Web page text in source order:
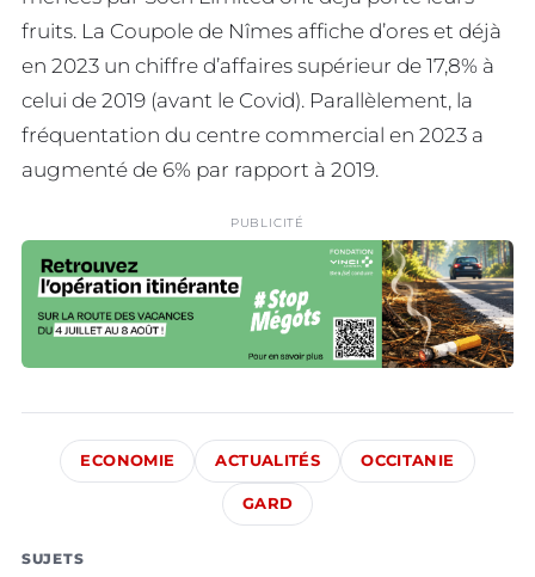
fruits. La Coupole de Nîmes affiche d’ores et déjà
en 2023 un chiffre d’affaires supérieur de 17,8% à
celui de 2019 (avant le Covid). Parallèlement, la
fréquentation du centre commercial en 2023 a
augmenté de 6% par rapport à 2019.
PUBLICITÉ
ECONOMIE ACTUALITÉS OCCITANIE
GARD
SUJETS